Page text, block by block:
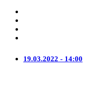
19.03.2022 - 14:00